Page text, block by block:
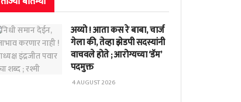
अय्यो ! आता कस रे बाबा, चार्ज
गेला की, तेव्हा झेडपी सदस्यांनी
वाचवले होते ; आरोग्यच्या ‘डॅम’
पदमुक्त
4 AUGUST 2026